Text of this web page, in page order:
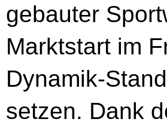
gebauter
Marktstart im
Dynamik-
setzen. Dank